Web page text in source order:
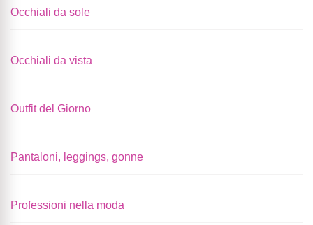
Occhiali da sole
Occhiali da vista
Outfit del Giorno
Pantaloni, leggings, gonne
Professioni nella moda